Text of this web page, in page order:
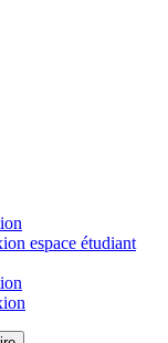
espace étudiant